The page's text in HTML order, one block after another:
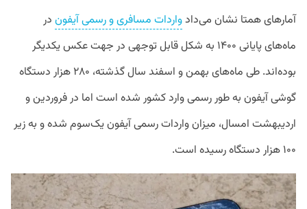
آمارهای همتا نشان می‌دادواردات مسافری و رسمی آیفون در
ماه‌های پایانی ۱۴۰۰ به شکل قابل توجهی در جهت عکس یکدیگر
بوده‌‌اند. طی ماه‌های بهمن و اسفند سال گذشته، ۲۸۰ هزار دستگاه
گوشی آیفون به طور رسمی وارد کشور شده است اما در فروردین و
اردیبهشت امسال، میزان واردات رسمی آیفون یک‌سوم شده و به زیر
۱۰۰ هزار دستگاه رسیده است.